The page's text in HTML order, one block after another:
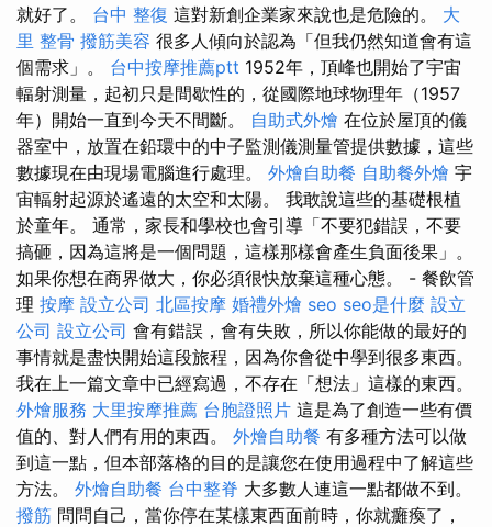
就好了。 台中 整復 這對新創企業家來說也是危險的。 大
里 整骨 撥筋美容 很多人傾向於認為「但我仍然知道會有這
個需求」。 台中按摩推薦ptt 1952年，頂峰也開始了宇宙
輻射測量，起初只是間歇性的，從國際地球物理年（1957
年）開始一直到今天不間斷。 自助式外燴 在位於屋頂的儀
器室中，放置在鉛環中的中子監測儀測量管提供數據，這些
數據現在由現場電腦進行處理。 外燴自助餐 自助餐外燴 宇
宙輻射起源於遙遠的太空和太陽。 我敢說這些的基礎根植
於童年。 通常，家長和學校也會引導「不要犯錯誤，不要
搞砸，因為這將是一個問題，這樣那樣會產生負面後果」。
如果你想在商界做大，你必須很快放棄這種心態。 - 餐飲管
理 按摩 設立公司 北區按摩 婚禮外燴 seo seo是什麼 設立
公司 設立公司 會有錯誤，會有失敗，所以你能做的最好的
事情就是盡快開始這段旅程，因為你會從中學到很多東西。
我在上一篇文章中已經寫過，不存在「想法」這樣的東西。
外燴服務 大里按摩推薦 台胞證照片 這是為了創造一些有價
值的、對人們有用的東西。 外燴自助餐 有多種方法可以做
到這一點，但本部落格的目的是讓您在使用過程中了解這些
方法。 外燴自助餐 台中整脊 大多數人連這一點都做不到。
撥筋 問問自己，當你停在某樣東西面前時，你就癱瘓了，